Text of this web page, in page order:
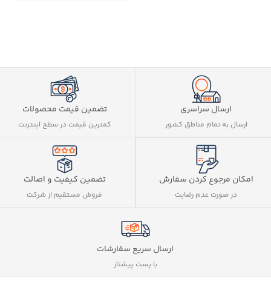
ارسال سراسری
ارسال به تمام مناطق کشور
تضمین قیمت محصولات
کمترین قیمت در سطح اینترنت
امکان مرجوع کردن سفارش
در صورت عدم رضایت
تضمین کیفیت و اصالت
فروش مستقیم از شرکت
ارسال سریع سفارشات
با پست پیشتاز